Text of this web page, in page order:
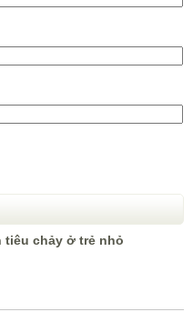
tiêu chảy ở trẻ nhỏ